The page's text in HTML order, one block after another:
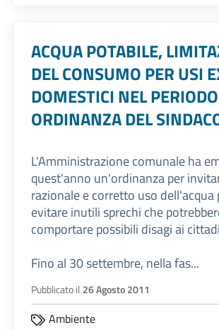
ACQUA POTABILE,
DEL CONSUMO PER USI
DOMESTICI NEL
ORDINANZA DEL
L'Amministrazione comunale ha
quest'anno un'ordinanza per
razionale e corretto uso dell'acqua
evitare inutili sprechi che
comportare possibili disagi ai
Fino al 30 settembre, nella fas...
Pubblicato il 26 Agosto 2011
Ambiente